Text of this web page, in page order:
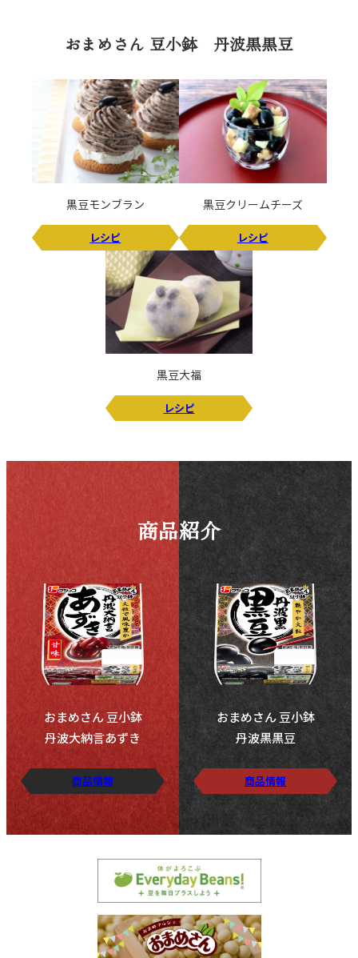
おまめさん 豆小鉢 丹波黒黒豆
黒豆モンブラン
レシピ
黒豆クリームチーズ
レシピ
黒豆大福
レシピ
商品紹介
おまめさん 豆小鉢
丹波大納言あずき
商品情報
おまめさん 豆小鉢
丹波黒黒豆
商品情報